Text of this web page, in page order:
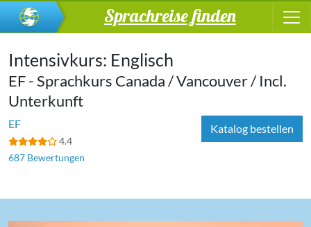
Sprachreise finden
Intensivkurs: Englisch
EF - Sprachkurs Canada / Vancouver / Incl.
Unterkunft
EF
4.4
687 Bewertungen
Katalog bestellen